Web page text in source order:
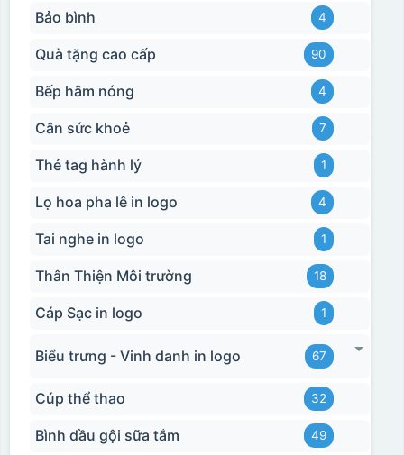
Bảo bình 4
Quà tặng cao cấp 90
Bếp hâm nóng 4
Cân sức khoẻ 7
Thẻ tag hành lý 1
Lọ hoa pha lê in logo 4
Tai nghe in logo 1
Thân Thiện Môi trường 18
Cáp Sạc in logo 1
Biểu trưng - Vinh danh in logo 67
Cúp thể thao 32
Bình dầu gội sữa tắm 49